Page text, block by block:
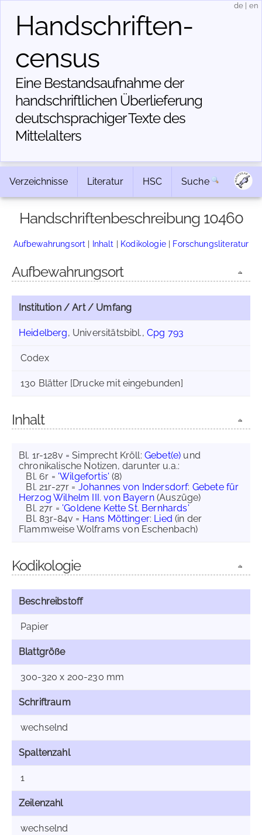
Handschriften­
census
Eine Bestandsaufnahme der
handschriftlichen Über­lieferung
deutschsprachiger Texte des
Mittelalters
de en
Verzeichnisse Literatur HSC Suche
Handschriftenbeschreibung 10460
Aufbewahrungsort | Inhalt | Kodikologie| Forschungsliteratur
Aufbewahrungsort
Institution / Art / Umfang
Heidelberg, Universitätsbibl., Cpg 793
Codex
130 Blätter [Drucke mit eingebunden]
Inhalt
Bl. 1r-128v = Simprecht Kröll: Gebet(e) und
chronikalische Notizen, darunter u.a.:
Bl. 6r = 'Wilgefortis' (8)
Bl. 21r-27r = Johannes von Indersdorf: Gebete für
Herzog Wilhelm III. von Bayern(Auszüge)
Bl. 27r = 'Goldene Kette St. Bernhards'
Bl. 83r-84v = Hans Möttinger: Lied (in der
Flammweise Wolframs von Eschenbach)
Kodikologie
Beschreibstoff
Papier
Blattgröße
300-320 x 200-230 mm
Schriftraum
wechselnd
Spaltenzahl
1
Zeilenzahl
wechselnd